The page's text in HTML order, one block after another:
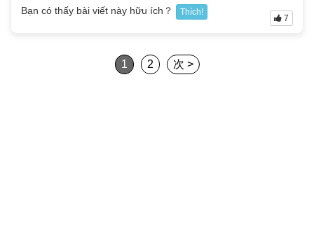
Bạn có thấy bài viết này hữu ích？ Thích!
7
1 2 次 >